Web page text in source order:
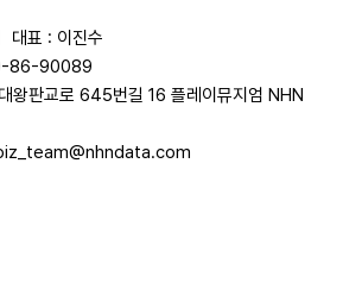
대표 : 이진수
86-90089
왕판교로 645번길 16 플레이뮤지엄 NHN